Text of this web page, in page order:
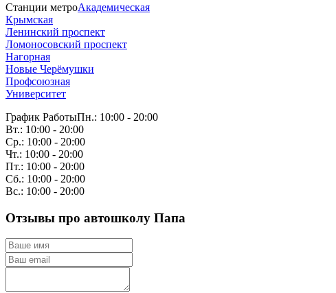
Станции метроАкадемическая
Крымская
Ленинский проспект
Ломоносовский проспект
Нагорная
Новые Черёмушки
Профсоюзная
Университет
График РаботыПн.: 10:00 - 20:00
Вт.: 10:00 - 20:00
Ср.: 10:00 - 20:00
Чт.: 10:00 - 20:00
Пт.: 10:00 - 20:00
Сб.: 10:00 - 20:00
Вс.: 10:00 - 20:00
Отзывы про автошколу Папа